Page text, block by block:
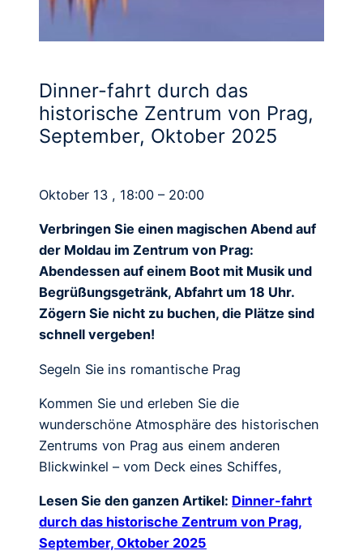
Dinner-fahrt durch das
historische Zentrum von Prag,
September, Oktober 2025
Oktober 13 , 18:00 – 20:00
Verbringen Sie einen magischen Abend auf
der Moldau im Zentrum von Prag:
Abendessen auf einem Boot mit Musik und
Begrüßungsgetränk, Abfahrt um 18 Uhr.
Zögern Sie nicht zu buchen, die Plätze sind
schnell vergeben!
Segeln Sie ins romantische Prag
Kommen Sie und erleben Sie die
wunderschöne Atmosphäre des historischen
Zentrums von Prag aus einem anderen
Blickwinkel – vom Deck eines Schiffes,
Lesen Sie den ganzen Artikel: Dinner-fahrt
durch das historische Zentrum von Prag,
September, Oktober 2025